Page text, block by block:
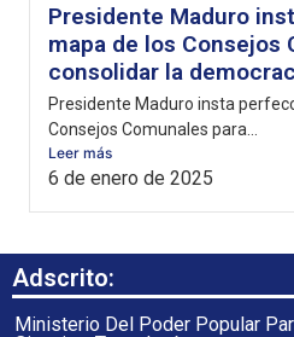
Presidente Maduro
mapa de los Consejos
consolidar la
Presidente Maduro insta
Consejos Comunales para...
Leer más
6 de enero de 2025
Adscrito:
Ministerio Del Poder Popular